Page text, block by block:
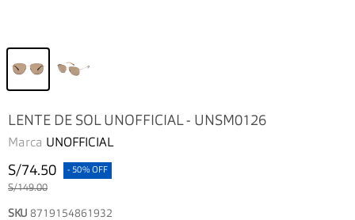
LENTE DE SOL UNOFFICIAL - UNSM0126
Marca UNOFFICIAL
S/74.50 - 50% OFF
S/149.00
SKU 8719154861932